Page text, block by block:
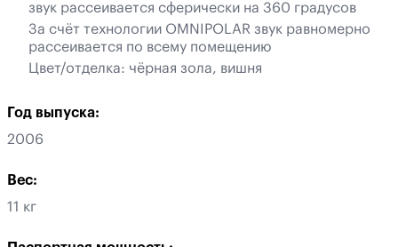
звук рассеивается сферически на 360 градусов
За счёт технологии OMNIPOLAR звук равномерно
рассеивается по всему помещению
Цвет/отделка: чёрная зола, вишня
Год выпуска:
2006
Вес:
11 кг